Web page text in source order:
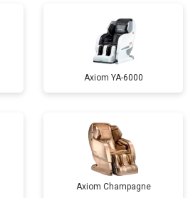
Axiom YA-6000
Axiom Champagne